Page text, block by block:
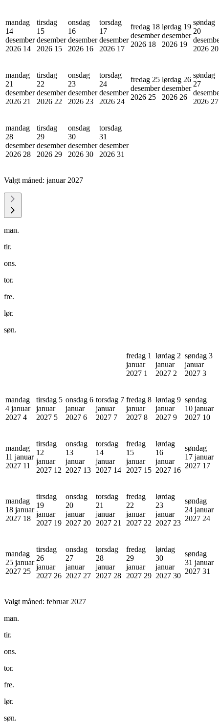
mandag
14
desember
2026 14
tirsdag
15
desember
2026 15
onsdag
16
desember
2026 16
torsdag
17
desember
2026 17
fredag 18
desember
2026 18
lørdag 19
desember
2026 19
søndag
20
2026 20
mandag
21
desember
2026 21
tirsdag
22
desember
2026 22
onsdag
23
desember
2026 23
torsdag
24
desember
2026 24
fredag 25
desember
2026 25
lørdag 26
desember
2026 26
søndag
27
2026 27
mandag
28
desember
2026 28
tirsdag
29
desember
2026 29
onsdag
30
desember
2026 30
torsdag
31
desember
2026 31
Valgt måned: januar 2027
man.
tir.
ons.
tor.
fre.
lør.
søn.
fredag 1
januar
2027 1
lørdag 2
januar
2027 2
søndag 3
januar
2027 3
mandag
4 januar
2027 4
tirsdag 5
januar
2027 5
onsdag 6
januar
2027 6
torsdag 7
januar
2027 7
fredag 8
januar
2027 8
lørdag 9
januar
2027 9
søndag
10 januar
2027 10
mandag
11 januar
2027 11
tirsdag
12
januar
2027 12
onsdag
13
januar
2027 13
torsdag
14
januar
2027 14
fredag
15
januar
2027 15
lørdag
16
januar
2027 16
søndag
17 januar
2027 17
mandag
18 januar
2027 18
tirsdag
19
januar
2027 19
onsdag
20
januar
2027 20
torsdag
21
januar
2027 21
fredag
22
januar
2027 22
lørdag
23
januar
2027 23
søndag
24 januar
2027 24
mandag
25 januar
2027 25
tirsdag
26
januar
2027 26
onsdag
27
januar
2027 27
torsdag
28
januar
2027 28
fredag
29
januar
2027 29
lørdag
30
januar
2027 30
søndag
31 januar
2027 31
Valgt måned: februar 2027
man.
tir.
ons.
tor.
fre.
lør.
søn.